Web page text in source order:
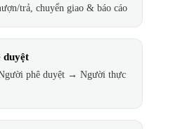
trả, chuyển giao & báo cáo
duyệt
phê duyệt → Người thực